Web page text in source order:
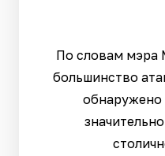
По словам мэра
большинство
обнаружено